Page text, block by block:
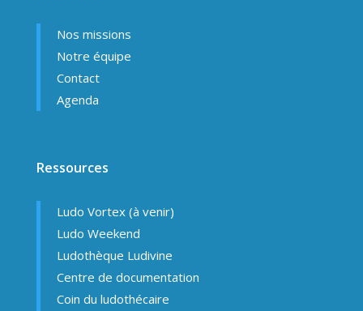
Nos missions
Notre équipe
Contact
Agenda
Ressources
Ludo Vortex (à venir)
Ludo Weekend
Ludothèque Ludivine
Centre de documentation
Coin du ludothécaire